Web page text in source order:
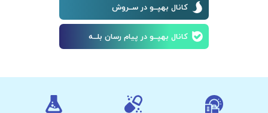
کانال بهپــو در ســروش
کانال بهپــو در پیام رسان بلــه